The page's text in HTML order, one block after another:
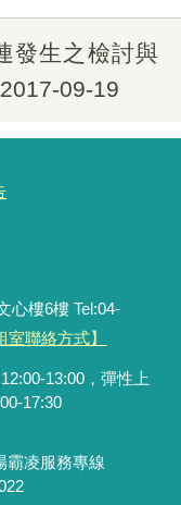
發生之檢討與
2017-09-19
心樓6樓 Tel:04-
室聯絡方式】
13:00，彈性上
17:30
霸凌服務專線